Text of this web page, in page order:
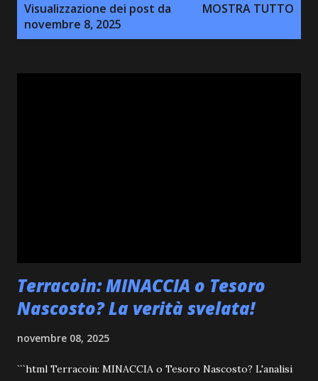
Visualizzazione dei post da
novembre 8, 2025
MOSTRA TUTTO
Terracoin: MINACCIA o Tesoro
Nascosto? La verità svelata!
novembre 08, 2025
```html Terracoin: MINACCIA o Tesoro Nascosto? L'analisi